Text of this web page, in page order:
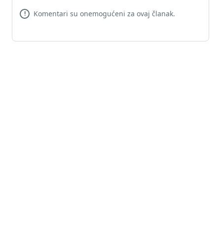
! Komentari su onemogućeni za ovaj članak.